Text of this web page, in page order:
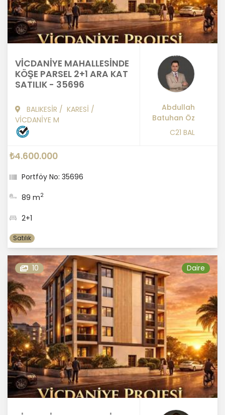
VİCDANİYE MAHALLESİNDE
KÖŞE PARSEL 2+1 ARA KAT
SATILIK - 35696
BALIKESİR / KARESİ /
VİCDANİYE M
Abdullah
Batuhan Öz
C21 BAL
₺4.600.000
Portföy No: 35696
89 m2
2+1
Satılık
10 Daire